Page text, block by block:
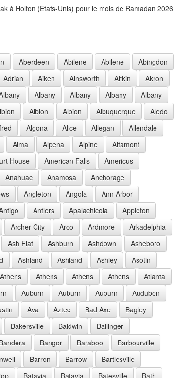
à Holton (Etats-Unis) pour le mois de Ramadan 2026
Aberdeen Abilene Abilene
Abingdon
Adrian Aiken Ainsworth Aitkin
Akron
Albany Albany Albany
Albany
Albion Albion Albuquerque
Aledo
Algona Alice Allegan
Allendale
Alma Alpena Alpine
Altamont
House American Falls
Americus
Anahuac Anamosa
Anchorage
Angleton Angola
Ann Arbor
Antlers Apalachicola
Appleton
Archer City Arco Ardmore
Arkadelphia
Ash Flat Ashburn Ashdown
Asheboro
Ashland Ashland Ashley
Asotin
Athens Athens Athens Athens
Atlanta
Auburn Auburn Auburn
Audubon
Ava Aztec Bad Axe
Bagley
Bakersville Baldwin
Ballinger
Bandera Bangor Baraboo
Barbourville
Barron Barrow
Bartlesville
Batavia Batavia Batesville Bath